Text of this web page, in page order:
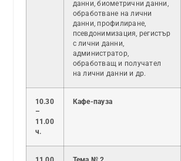
данни, биометрични данни,
обработване на лични
данни, профилиране,
псевдонимизация, регистър
с лични данни,
администратор,
обработващ и получател
на лични данни и др.
10.30
–
11.00
ч.
Кафе-пауза